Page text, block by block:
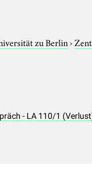
zu Berlin›
- LA 110/1